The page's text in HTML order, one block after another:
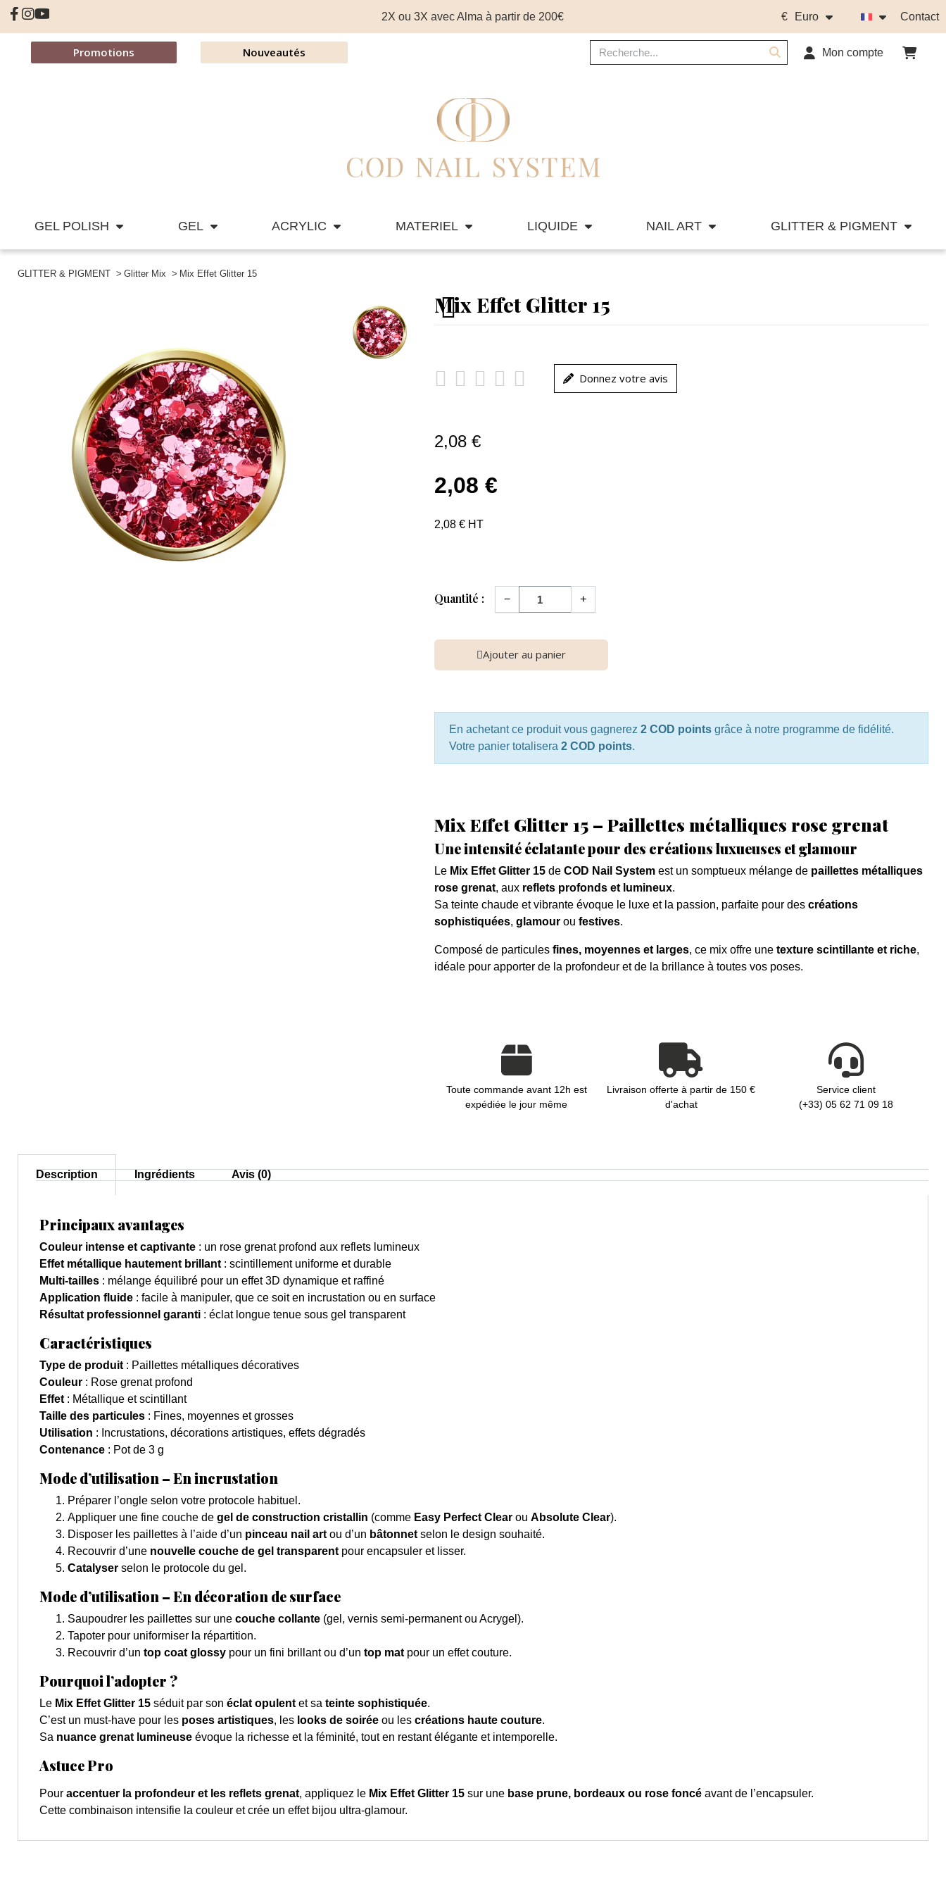
2X ou 3X avec Alma à partir de 200€ € Euro Contact
Promotions Nouveautés Mon compte
GEL POLISH GEL ACRYLIC MATERIEL LIQUIDE NAIL ART GLITTER & PIGMENT
GLITTER & PIGMENT Glitter Mix Mix Effet Glitter 15
Mix Effet Glitter 15
     Donnez votre avis
2,08 €
2,08 €
2,08 € HT
Quantité : − +
Ajouter au panier
En achetant ce produit vous gagnerez 2 COD pointsgrâce à notre programme de fidélité.
Votre panier totalisera 2 COD points.
Mix Effet Glitter 15 – Paillettes métalliques rose grenat
Une intensité éclatante pour des créations luxueuses et glamour
Le Mix Effet Glitter 15de COD Nail Systemest un somptueux mélange de paillettes métalliques
rose grenat, aux reflets profonds et lumineux.
Sa teinte chaude et vibrante évoque le luxe et la passion, parfaite pour des créations
sophistiquées, glamourou festives.
Composé de particules fines, moyennes et larges, ce mix offre une texture scintillante et riche,
idéale pour apporter de la profondeur et de la brillance à toutes vos poses.
Toute commande avant 12h est
expédiée le jour même
Livraison offerte à partir de 150 €
d'achat
Service client
(+33) 05 62 71 09 18
Description Ingrédients Avis (0)
Principaux avantages
Couleur intense et captivante : un rose grenat profond aux reflets lumineux
Effet métallique hautement brillant: scintillement uniforme et durable
Multi-tailles : mélange équilibré pour un effet 3D dynamique et raffiné
Application fluide : facile à manipuler, que ce soit en incrustation ou en surface
Résultat professionnel garanti : éclat longue tenue sous gel transparent
Caractéristiques
Type de produit: Paillettes métalliques décoratives
Couleur : Rose grenat profond
Effet: Métallique et scintillant
Taille des particules : Fines, moyennes et grosses
Utilisation : Incrustations, décorations artistiques, effets dégradés
Contenance : Pot de 3 g
Mode d’utilisation – En incrustation
Préparer l’ongle selon votre protocole habituel.
Appliquer une fine couche de gel de construction cristallin (comme Easy Perfect Clear ou Absolute Clear).
Disposer les paillettes à l’aide d’un pinceau nail artou d’un bâtonnetselon le design souhaité.
Recouvrir d’une nouvelle couche de gel transparentpour encapsuler et lisser.
Catalyser selon le protocole du gel.
Mode d’utilisation – En décoration de surface
Saupoudrer les paillettes sur une couche collante (gel, vernis semi-permanent ou Acrygel).
Tapoter pour uniformiser la répartition.
Recouvrir d’un top coat glossy pour un fini brillant ou d’un top matpour un effet couture.
Pourquoi l’adopter ?
Le Mix Effet Glitter 15 séduit par son éclat opulentet sa teinte sophistiquée.
C’est un must-have pour les poses artistiques, les looks de soirée ou les créations haute couture.
Sa nuance grenat lumineuse évoque la richesse et la féminité, tout en restant élégante et intemporelle.
Astuce Pro
Pour accentuer la profondeur et les reflets grenat, appliquez le Mix Effet Glitter 15 sur une base prune, bordeaux ou rose foncé avant de l’encapsuler.
Cette combinaison intensifie la couleur et crée un effet bijou ultra-glamour.